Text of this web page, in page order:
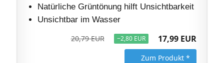
Natürliche Grüntönung hilft Unsichtbarkeit
Unsichtbar im Wasser
20,79 EUR −2,80 EUR 17,99 EUR
Zum Produkt *